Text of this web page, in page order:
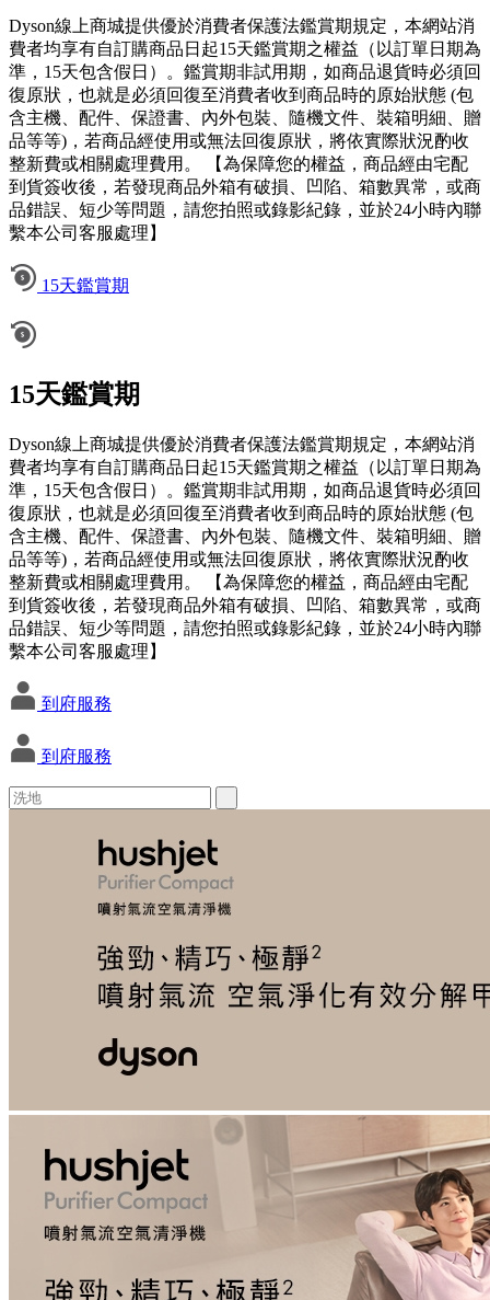
Dyson線上商城提供優於消費者保護法鑑賞期規定，本網站消
費者均享有自訂購商品日起15天鑑賞期之權益（以訂單日期為
準，15天包含假日）。鑑賞期非試用期，如商品退貨時必須回
復原狀，也就是必須回復至消費者收到商品時的原始狀態 (包
含主機、配件、保證書、內外包裝、隨機文件、裝箱明細、贈
品等等)，若商品經使用或無法回復原狀，將依實際狀況酌收
整新費或相關處理費用。 【為保障您的權益，商品經由宅配
到貨簽收後，若發現商品外箱有破損、凹陷、箱數異常，或商
品錯誤、短少等問題，請您拍照或錄影紀錄，並於24小時內聯
繫本公司客服處理】
15天鑑賞期
15天鑑賞期
Dyson線上商城提供優於消費者保護法鑑賞期規定，本網站消
費者均享有自訂購商品日起15天鑑賞期之權益（以訂單日期為
準，15天包含假日）。鑑賞期非試用期，如商品退貨時必須回
復原狀，也就是必須回復至消費者收到商品時的原始狀態 (包
含主機、配件、保證書、內外包裝、隨機文件、裝箱明細、贈
品等等)，若商品經使用或無法回復原狀，將依實際狀況酌收
整新費或相關處理費用。 【為保障您的權益，商品經由宅配
到貨簽收後，若發現商品外箱有破損、凹陷、箱數異常，或商
品錯誤、短少等問題，請您拍照或錄影紀錄，並於24小時內聯
繫本公司客服處理】
到府服務
到府服務